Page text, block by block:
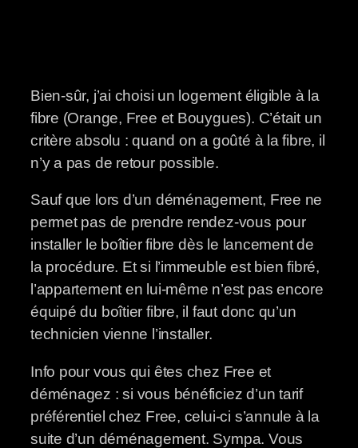
Bien-sûr, j’ai choisi un logement éligible à la
fibre (Orange, Free et Bouygues). C’était un
critère absolu : quand on a goûté à la fibre, il
n’y a pas de retour possible.
Sauf que lors d’un déménagement, Free ne
permet pas de prendre rendez-vous pour
installer le boîtier fibre dès le lancement de
la procédure. Et si l’immeuble est bien fibré,
l’appartement en lui-même n’est pas encore
équipé du boîtier fibre, il faut donc qu’un
technicien vienne l’installer.
Info pour vous qui êtes chez Free et
déménagez : si vous bénéficiez d’un tarif
préférentiel chez Free, celui-ci s’annule à la
suite d’un déménagement. Sympa. Vous